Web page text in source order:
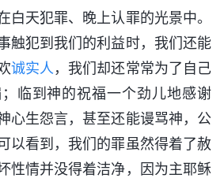
白天犯罪、晚上认罪的光景中。
触犯到我们的利益时，我们还能
诚实人 ，我们却还常常为了自己
临到神的祝福一个劲儿地感谢
心生怨言，甚至还能谩骂神，公
以看到，我们的罪虽然得着了赦
性情并没得着洁净，因为主耶稣